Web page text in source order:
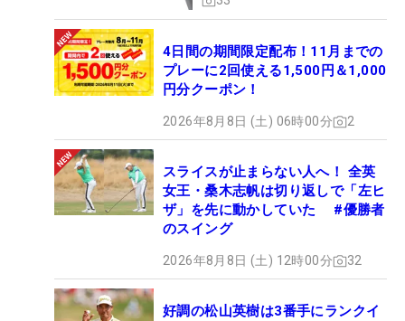
4日間の期間限定配布！11月までの
プレーに2回使える1,500円＆1,000
円分クーポン！
2026年8月8日 (土) 06時00分 2
スライスが止まらない人へ！ 全英
女王・桑木志帆は切り返しで「左ヒ
ザ」を先に動かしていた #優勝者
のスイング
2026年8月8日 (土) 12時00分 32
好調の松山英樹は3番手にランクイ